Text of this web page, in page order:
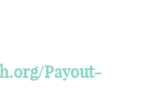
Payout-